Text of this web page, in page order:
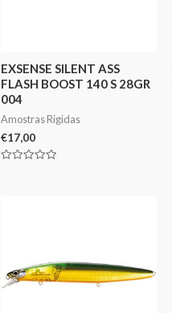
EXSENSE SILENT ASS
FLASH BOOST 140 S 28GR
004
Amostras Rigidas
€17,00